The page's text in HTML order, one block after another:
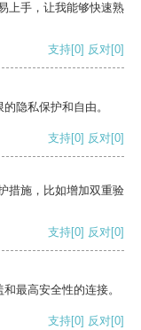
上手，让我能够快速熟
支持[0] 反对[0]
隐私保护和自由。
支持[0] 反对[0]
措施，比如增加双重验
支持[0] 反对[0]
最高安全性的连接。
支持[0] 反对[0]